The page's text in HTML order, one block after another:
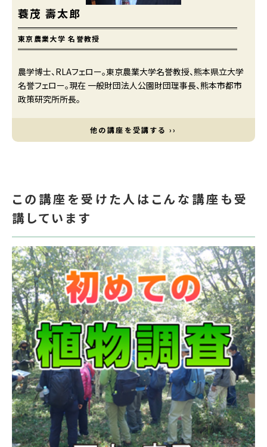
蓑茂 壽太郎
東京農業大学 名誉教授
農学博士、RLAフェロー。東京農業大学名誉教授、熊本県立大学
名誉フェロー。現在 一般財団法人公園財団理事長、熊本市都市
政策研究所所長。
他の講座を受講する ››
この講座を受けた人はこんな講座も受
講しています